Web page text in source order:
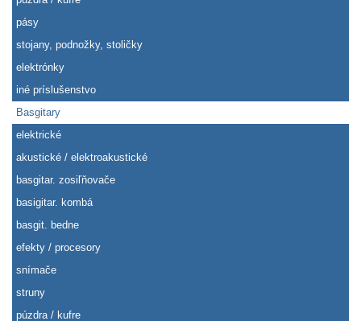
pásy
stojany, podnožky, stoličky
elektrónky
iné príslušenstvo
Basgitary
elektrické
akustické / elektroakustické
basgitar. zosiľňovače
basigitar. kombá
basgit. bedne
efekty / procesory
snímače
struny
púzdra / kufre